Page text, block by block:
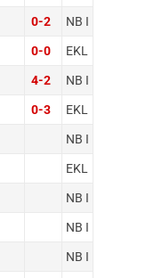
0-2 NB I
0-0 EKL
4-2 NB I
0-3 EKL
NB I
EKL
NB I
NB I
NB I